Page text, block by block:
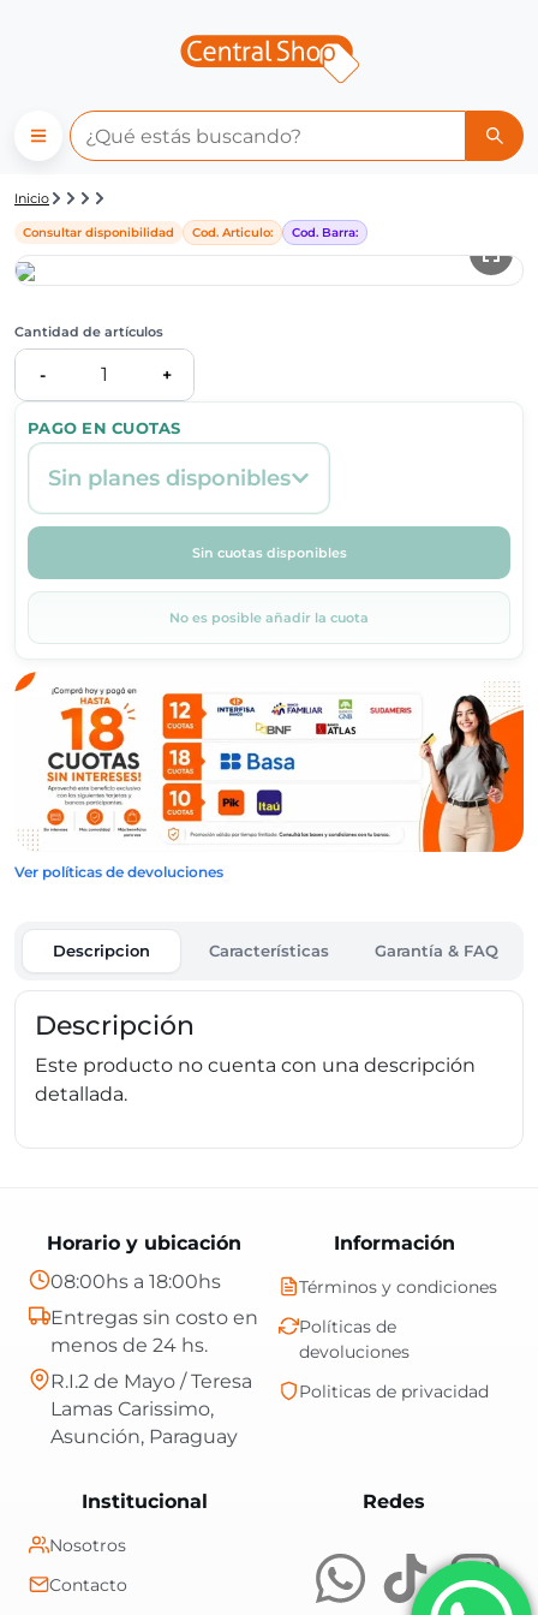
Detalle de producto | Central
Inicio
Consultar disponibilidad Cod. Articulo: Cod. Barra:
PAGO EN CUOTAS
Sin planes disponibles
Sin cuotas disponibles
No es posible añadir la cuota
Cantidad de artículos
- 1 +
Ver políticas de devoluciones
Descripcion Características Garantía & FAQ
Descripción
Este producto no cuenta con una descripción
detallada.
RedesCentral Shop es
Información
Términos y condiciones
Políticas de
devoluciones
Politicas de privacidad
Institucional
Nosotros
Contacto
Horario y ubicación
08:00hs a 18:00hs
Entregas sin costo en
menos de 24 hs.
R.I.2 de Mayo / Teresa
Lamas Carissimo,
Asunción, Paraguay